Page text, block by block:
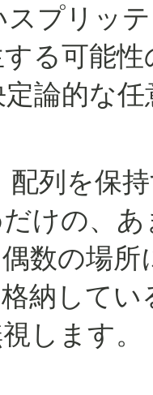
スプリッ
る可能
論的な
配列を保
けの、
数の場
納して
します。